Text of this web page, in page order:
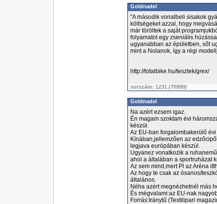
Goldnadel
"A második vonalbeli sisakok
költségeket azzal, hogy
már töröltek a saját
folyamatot egy zseniális
ugyanabban az épületben, sőt
mint a Nolanok, így a régi
http://totalbike.hu/tesztek/grex/
sorszám: 1231 (70999)
Goldnadel
Na azért ezsem igaz.
Én magam szoktam évi
készül.
Az EU-ban forgalombakerülő
Kínában,jellemzően az
legjava európában készül.
Ugyanez vonatkozik a
ahol a általában a sportruházat
Az sem mind,mert Pl az Aréna
Az hogy te csak az ósanos/
általános.
Néha azért megnézhetnél más
És mégvalami:az EU-nak
Forrás:Iránytű (Textilipari